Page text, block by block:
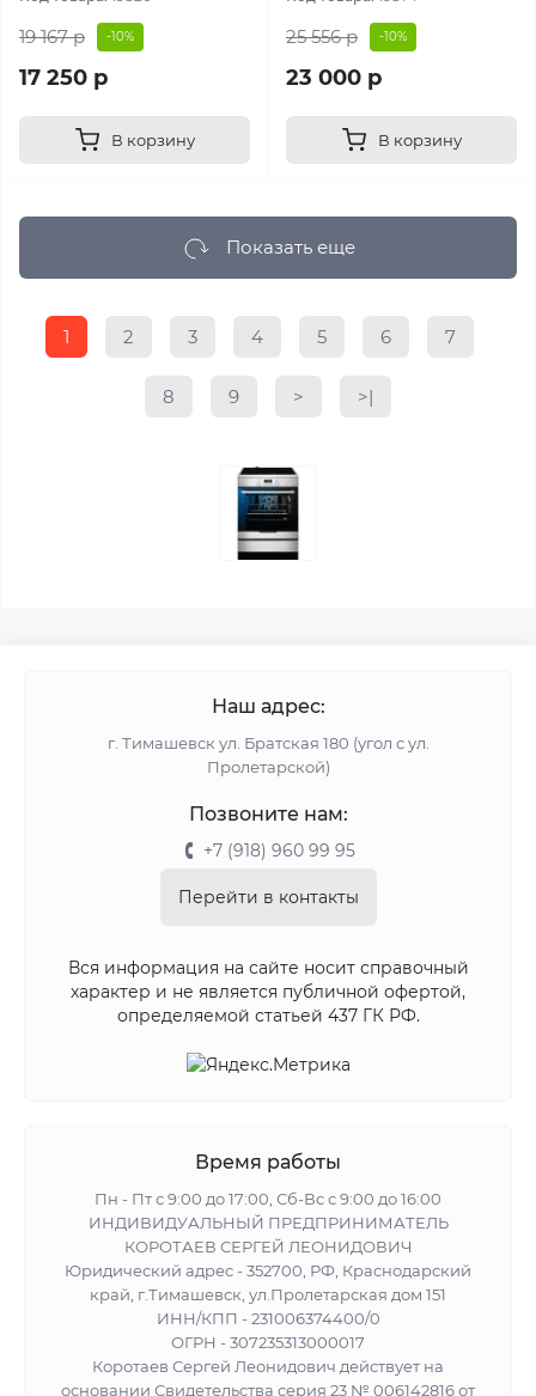
19 167 р -10%
17 250 р
В корзину
25 556 р -10%
23 000 р
В корзину
Показать еще
1 2 3 4 5 6 7
8 9 > >|
Наш адрес:
г. Тимашевск ул. Братская 180 (угол с ул.
Пролетарской)
Позвоните нам:
+7 (918) 960 99 95
Перейти в контакты
Вся информация на сайте носит справочный
характер и не является публичной офертой,
определяемой статьей 437 ГК РФ.
Время работы
Пн - Пт с 9:00 до 17:00, Сб-Вс с 9:00 до 16:00
ИНДИВИДУАЛЬНЫЙ ПРЕДПРИНИМАТЕЛЬ
КОРОТАЕВ СЕРГЕЙ ЛЕОНИДОВИЧ
Юридический адрес - 352700, РФ, Краснодарский
край, г.Тимашевск, ул.Пролетарская дом 151
ИНН/КПП - 231006374400/0
ОГРН - 307235313000017
Коротаев Сергей Леонидович действует на
основании Свидетельства серия 23 № 006142816 от